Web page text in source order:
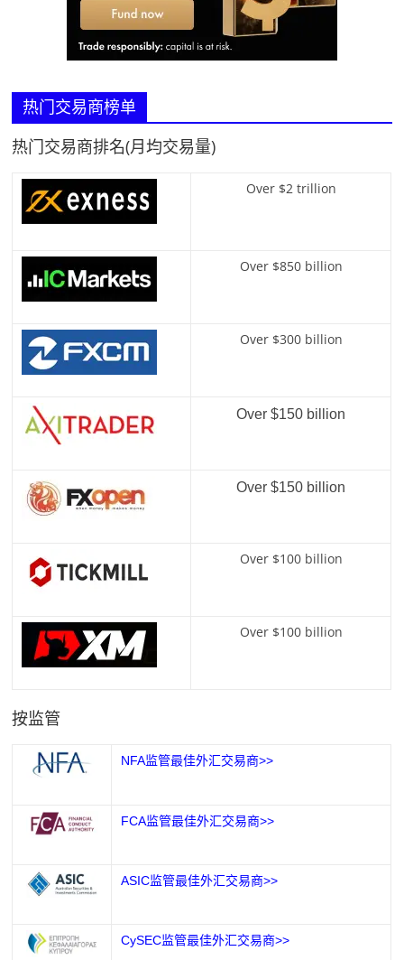
热门交易商榜单
热门交易商排名(月均交易量)
Over $2 trillion
Over $850 billion
Over $300 billion
Over $150 billion
Over $150 billion
Over $100 billion
Over $100 billion
按监管
NFA监管最佳外汇交易商>>
FCA监管最佳外汇交易商>>
ASIC监管最佳外汇交易商>>
CySEC监管最佳外汇交易商>>